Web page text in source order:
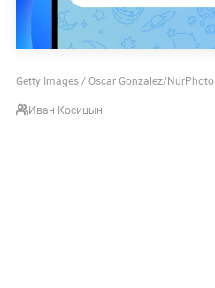
Getty Images / Oscar Gonzalez/NurPhoto
Иван Косицын